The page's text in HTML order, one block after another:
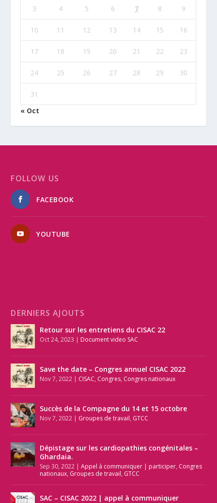
3 4 5 6 7 8 9
10 11 12 13 14 15 16
17 18 19 20 21 22 23
24 25 26 27 28 29 30
31
« Oct
FOLLOW US
FACEBOOK
YOUTUBE
DERNIERS AJOUTS
Retour sur les entretiens du CISAC 22
Oct 24, 2023 | Document video SAC
Save the date – Congres annuel CISAC 2022
Nov 7, 2022 | CISAC, Congres, Congres nationaux
Succès de la Compagne du 14 et 15 octobre
Nov 7, 2022 | Groupes de travail, GTCC
Dépistage sur les cardiopathies congénitales –
Ghardaia.
Sep 30, 2022 |Appel à communiquer | participer, Congres
nationaux, Groupes de travail, GTCC
SAC – CISAC 2022 | appel à communiquer